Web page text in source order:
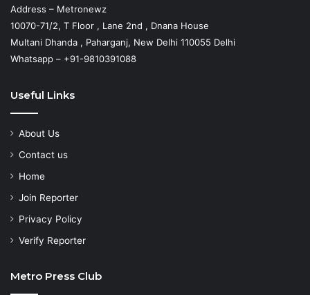
Address – Metronewz
10070-71/2, T Floor , Lane 2nd , Dnana House
Multani Dhanda , Paharganj, New Delhi 110055 Delhi
Whatsapp – +91-9810391088
Useful Links
About Us
Contact us
Home
Join Reporter
Privacy Policy
Verify Reporter
Metro Press Club